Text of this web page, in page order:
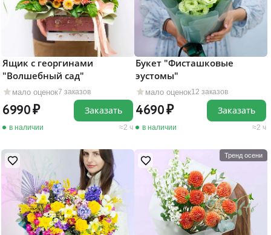
мало оценок7 заказов
Ящик с георгинами
"Волшебный сад"
6990
в наличии 2 ч
Заказать
мало оценок12 заказов
Букет "Фисташковые
эустомы"
4690
в наличии 2 ч
Заказать
Тренд осени